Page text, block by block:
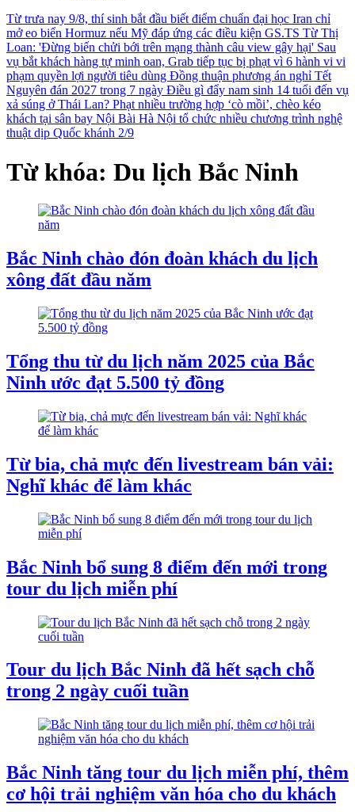
Từ trưa nay 9/8, thí sinh bắt đầu biết điểm chuẩn đại học Iran chỉ
mở eo biển Hormuz nếu Mỹ đáp ứng các điều kiện GS.TS Từ Thị
Loan: 'Đừng biến chửi bới trên mạng thành câu view gây hại' Sau
vụ bắt khách hàng tự minh oan, Grab tiếp tục bị phạt vì 6 hành vi vi
phạm quyền lợi người tiêu dùng Đồng thuận phương án nghỉ Tết
Nguyên đán 2027 trong 7 ngày Điều gì đẩy nam sinh 14 tuổi đến vụ
xả súng ở Thái Lan? Phạt nhiều trường hợp ‘cò mồi’, chèo kéo
khách tại sân bay Nội Bài Hà Nội tổ chức nhiều chương trình nghệ
thuật dịp Quốc khánh 2/9
Từ khóa: Du lịch Bắc Ninh
Bắc Ninh chào đón đoàn khách du lịch
xông đất đầu năm
Tổng thu từ du lịch năm 2025 của Bắc
Ninh ước đạt 5.500 tỷ đồng
Từ bia, chả mực đến livestream bán vải:
Nghĩ khác để làm khác
Bắc Ninh bổ sung 8 điểm đến mới trong
tour du lịch miễn phí
Tour du lịch Bắc Ninh đã hết sạch chỗ
trong 2 ngày cuối tuần
Bắc Ninh tăng tour du lịch miễn phí, thêm
cơ hội trải nghiệm văn hóa cho du khách